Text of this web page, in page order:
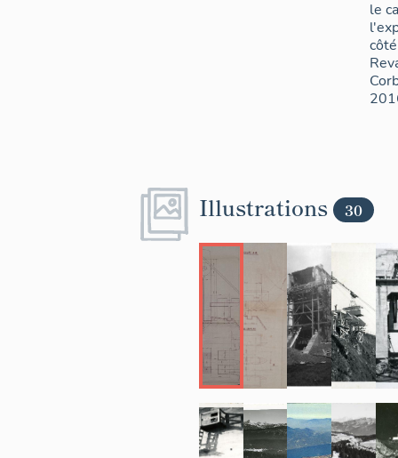
le
Illustrations 30